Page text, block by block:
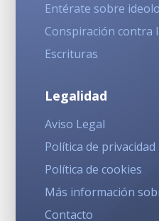
Entérate sobre
Conspiración contra
Escrituras
Legalidad
Aviso Legal
Política de privacidad
Política de cookies
Más información
Contacto